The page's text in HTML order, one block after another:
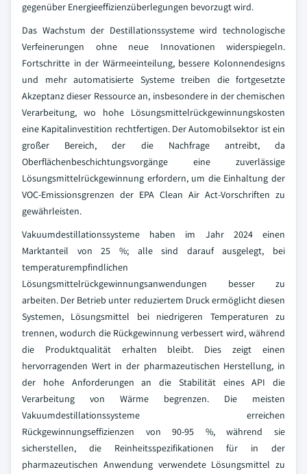
gegenüber Energieeffizienzüberlegungen bevorzugt wird.
Das Wachstum der Destillationssysteme wird technologische
Verfeinerungen ohne neue Innovationen widerspiegeln.
Fortschritte in der Wärmeeinteilung, bessere Kolonnendesigns
und mehr automatisierte Systeme treiben die fortgesetzte
Akzeptanz dieser Ressource an, insbesondere in der chemischen
Verarbeitung, wo hohe Lösungsmittelrückgewinnungskosten
eine Kapitalinvestition rechtfertigen. Der Automobilsektor ist ein
großer Bereich, der die Nachfrage antreibt, da
Oberflächenbeschichtungsvorgänge eine zuverlässige
Lösungsmittelrückgewinnung erfordern, um die Einhaltung der
VOC-Emissionsgrenzen der EPA Clean Air Act-Vorschriften zu
gewährleisten.
Vakuumdestillationssysteme haben im Jahr 2024 einen
Marktanteil von 25 %; alle sind darauf ausgelegt, bei
temperaturempfindlichen
Lösungsmittelrückgewinnungsanwendungen besser zu
arbeiten. Der Betrieb unter reduziertem Druck ermöglicht diesen
Systemen, Lösungsmittel bei niedrigeren Temperaturen zu
trennen, wodurch die Rückgewinnung verbessert wird, während
die Produktqualität erhalten bleibt. Dies zeigt einen
hervorragenden Wert in der pharmazeutischen Herstellung, in
der hohe Anforderungen an die Stabilität eines API die
Verarbeitung von Wärme begrenzen. Die meisten
Vakuumdestillationssysteme erreichen
Rückgewinnungseffizienzen von 90-95 %, während sie
sicherstellen, die Reinheitsspezifikationen für in der
pharmazeutischen Anwendung verwendete Lösungsmittel zu